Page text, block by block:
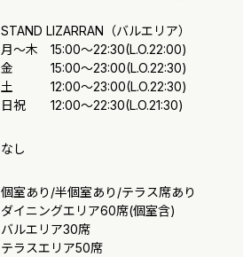
STAND LIZARRAN（バルエリア）
月～木 15:00～22:30(L.O.22:00)
金 15:00～23:00(L.O.22:30)
土 12:00～23:00(L.O.22:30)
日祝 12:00～22:30(L.O.21:30)
なし
個室あり/半個室あり/テラス席あり
ダイニングエリア60席(個室含)
バルエリア30席
テラスエリア50席